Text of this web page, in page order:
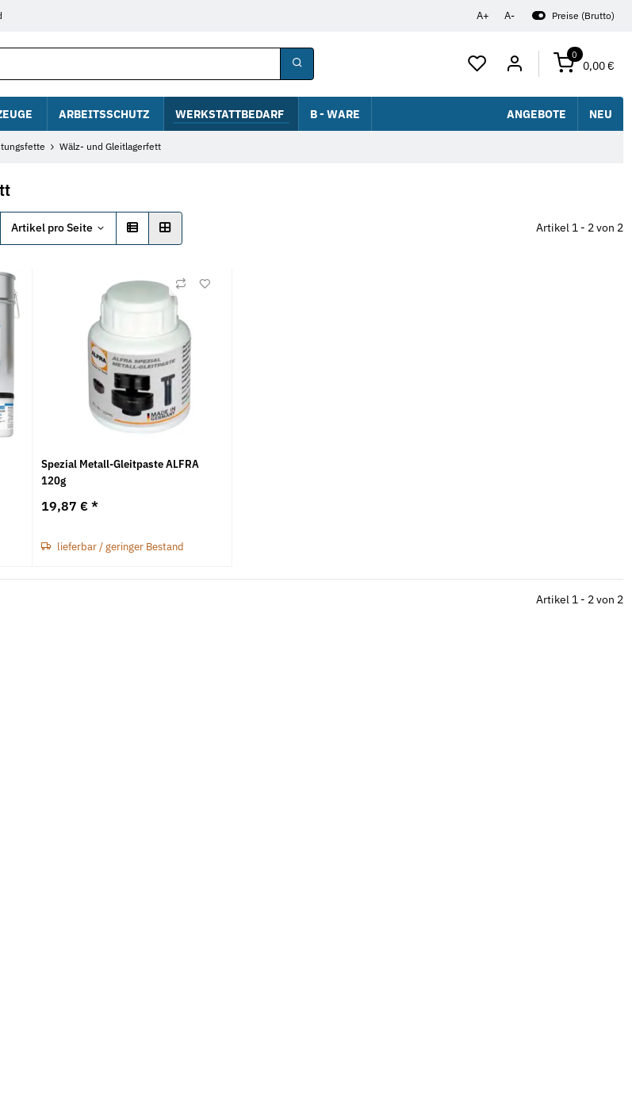
A+ A- Preise (Brutto)
0
0,00 €
ARBEITSSCHUTZ WERKSTATTBEDARF B - WARE ANGEBOTE NEU
Wälz- und Gleitlagerfett
Artikel pro Seite Artikel 1 - 2 von 2
Spezial Metall-Gleitpaste ALFRA
120g
19,87 €*
lieferbar / geringer Bestand
Artikel 1 - 2 von 2